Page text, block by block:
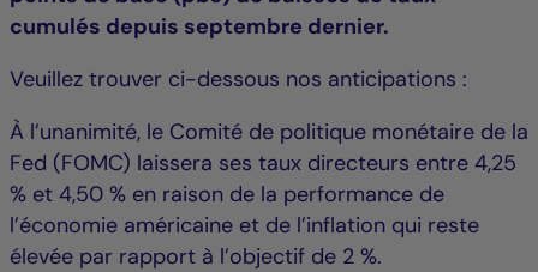
cumulés depuis septembre dernier.
Veuillez trouver ci-dessous nos anticipations :
À l’unanimité, le Comité de politique monétaire de la
Fed (FOMC) laissera ses taux directeurs entre 4,25
% et 4,50 % en raison de la performance de
l’économie américaine et de l’inflation qui reste
élevée par rapport à l’objectif de 2 %.